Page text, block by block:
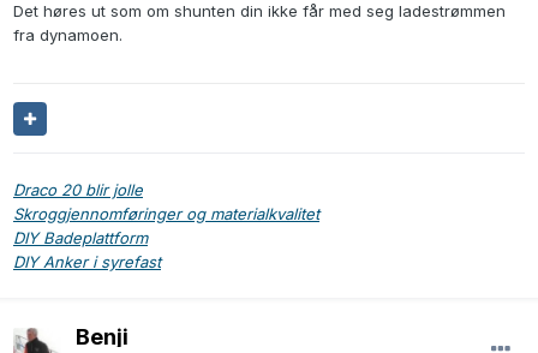
Det høres ut som om shunten din ikke får med seg ladestrømmen
fra dynamoen.
Draco 20 blir jolle
Skroggjennomføringer og materialkvalitet
DIY Badeplattform
DIY Anker i syrefast
Benji